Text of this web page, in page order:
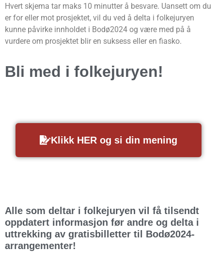
Hvert skjema tar maks 10 minutter å besvare. Uansett om du
er for eller mot prosjektet, vil du ved å delta i folkejuryen
kunne påvirke innholdet i Bodø2024 og være med på å
vurdere om prosjektet blir en suksess eller en fiasko.
Bli med i folkejuryen!
Klikk HER og si din mening
Alle som deltar i folkejuryen vil få tilsendt
oppdatert informasjon før andre og delta i
uttrekking av gratisbilletter til Bodø2024-
arrangementer!